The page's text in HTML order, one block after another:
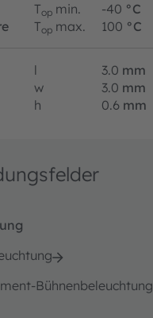
Top min. -40 °C
Top max. 100 °C
l 3.0 mm
w
3.0 mm
h
0.6 mm
Bühnenbeleuchtung